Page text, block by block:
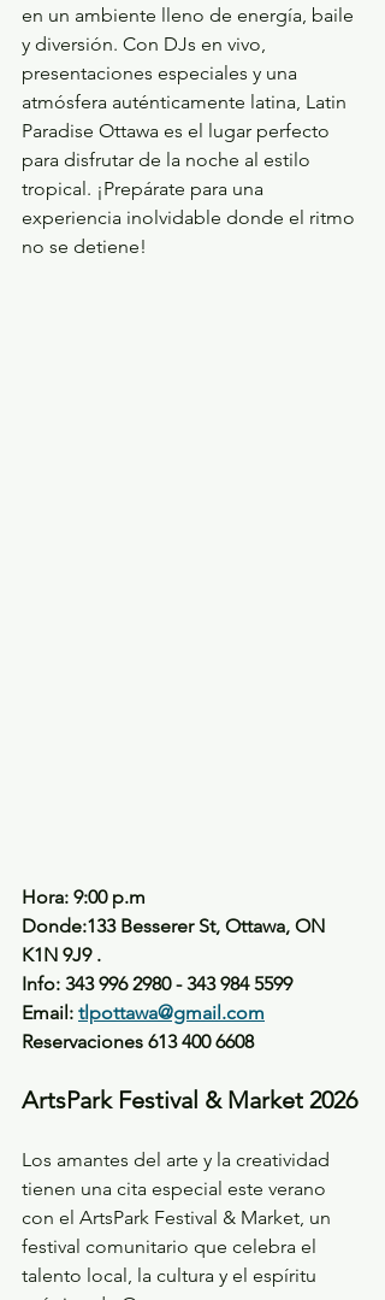
en un ambiente lleno de energía, baile
y diversión. Con DJs en vivo,
presentaciones especiales y una
atmósfera auténticamente latina, Latin
Paradise Ottawa es el lugar perfecto
para disfrutar de la noche al estilo
tropical. ¡Prepárate para una
experiencia inolvidable donde el ritmo
no se detiene!
Hora: 9:00 p.m
Donde:133 Besserer St, Ottawa, ON
K1N 9J9 .
Info: 343 996 2980 - 343 984 5599
Email: tlpottawa@gmail.com
Reservaciones 613 400 6608
ArtsPark Festival & Market 2026
Los amantes del arte y la creatividad
tienen una cita especial este verano
con el ArtsPark Festival & Market, un
festival comunitario que celebra el
talento local, la cultura y el espíritu